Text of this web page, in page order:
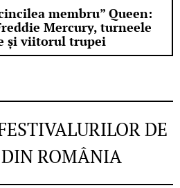
membru” Queen:
Mercury, turneele
și viitorul trupei
DE
ROMÂNIA